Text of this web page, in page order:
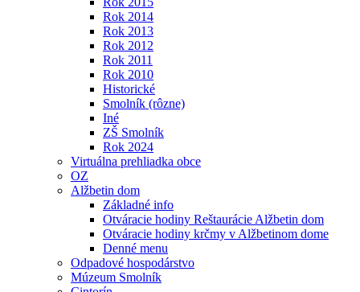
Rok 2014
Rok 2013
Rok 2012
Rok 2011
Rok 2010
Historické
Smolník (rôzne)
Iné
ZŠ Smolník
Rok 2024
Virtuálna prehliadka obce
OZ
Alžbetin dom
Základné info
Otváracie hodiny Reštaurácie Alžbetin dom
Otváracie hodiny krčmy v Alžbetinom dome
Denné menu
Odpadové hospodárstvo
Múzeum Smolník